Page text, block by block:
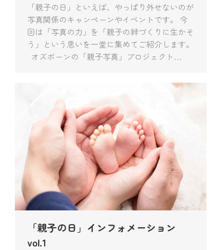
「親子の日」といえば、やっぱり外せないのが
写真関係のキャンペーンやイベントです。 今
回は「写真の力」を「親子の絆づくりに生かそ
う」という思いを一堂に集めてご紹介します。
オズボーンの「親子写真」プロジェクト…
「親子の日」インフォメーション
vol.1